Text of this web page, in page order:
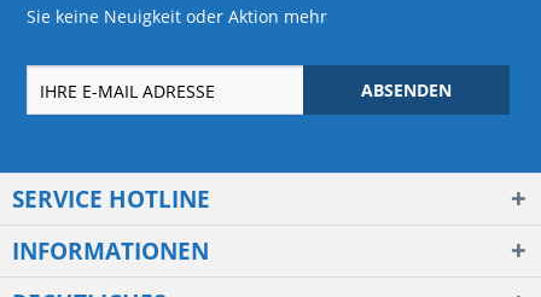
Sie keine Neuigkeit oder Aktion mehr
ABSENDEN
SERVICE HOTLINE
INFORMATIONEN